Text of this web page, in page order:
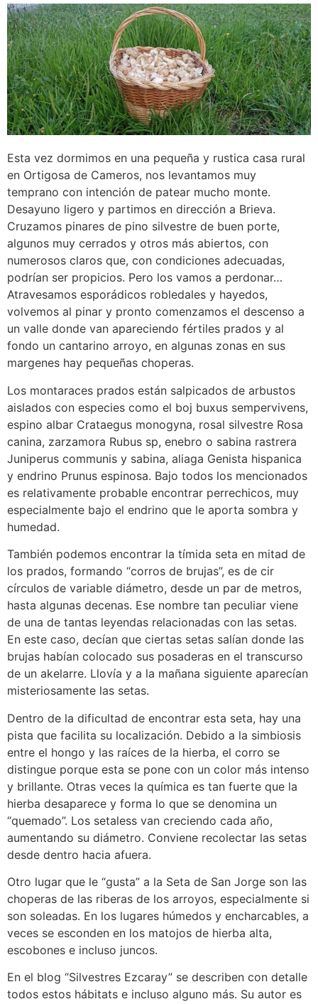
Esta vez dormimos en una pequeña y rustica casa rural
en Ortigosa de Cameros, nos levantamos muy
temprano con intención de patear mucho monte.
Desayuno ligero y partimos en dirección a Brieva.
Cruzamos pinares de pino silvestre de buen porte,
algunos muy cerrados y otros más abiertos, con
numerosos claros que, con condiciones adecuadas,
podrían ser propicios. Pero los vamos a perdonar…
Atravesamos esporádicos robledales y hayedos,
volvemos al pinar y pronto comenzamos el descenso a
un valle donde van apareciendo fértiles prados y al
fondo un cantarino arroyo, en algunas zonas en sus
margenes hay pequeñas choperas.
Los montaraces prados están salpicados de arbustos
aislados con especies como el boj buxus sempervivens,
espino albar Crataegus monogyna, rosal silvestre Rosa
canina, zarzamora Rubus sp, enebro o sabina rastrera
Juniperus communis y sabina, aliaga Genista hispanica
y endrino Prunus espinosa. Bajo todos los mencionados
es relativamente probable encontrar perrechicos, muy
especialmente bajo el endrino que le aporta sombra y
humedad.
También podemos encontrar la tímida seta en mitad de
los prados, formando “corros de brujas”, es de cir
círculos de variable diámetro, desde un par de metros,
hasta algunas decenas. Ese nombre tan peculiar viene
de una de tantas leyendas relacionadas con las setas.
En este caso, decían que ciertas setas salían donde las
brujas habían colocado sus posaderas en el transcurso
de un akelarre. Llovía y a la mañana siguiente aparecían
misteriosamente las setas.
Dentro de la dificultad de encontrar esta seta, hay una
pista que facilita su localización. Debido a la simbiosis
entre el hongo y las raíces de la hierba, el corro se
distingue porque esta se pone con un color más intenso
y brillante. Otras veces la química es tan fuerte que la
hierba desaparece y forma lo que se denomina un
“quemado”. Los setaless van creciendo cada año,
aumentando su diámetro. Conviene recolectar las setas
desde dentro hacia afuera.
Otro lugar que le “gusta” a la Seta de San Jorge son las
choperas de las riberas de los arroyos, especialmente si
son soleadas. En los lugares húmedos y encharcables, a
veces se esconden en los matojos de hierba alta,
escobones e incluso juncos.
En el blog “Silvestres Ezcaray” se describen con detalle
todos estos hábitats e incluso alguno más. Su autor es